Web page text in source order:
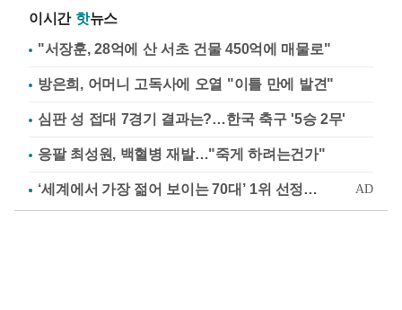
이시간 핫뉴스
"서장훈, 28억에 산 서초 건물 450억에 매물로"
방은희, 어머니 고독사에 오열 "이틀 만에 발견"
심판 성 접대 7경기 결과는?…한국 축구 '5승 2무'
응팔 최성원, 백혈병 재발…"죽게 하려는건가"